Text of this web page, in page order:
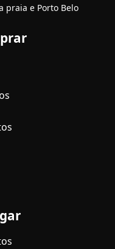
praia e Porto Belo